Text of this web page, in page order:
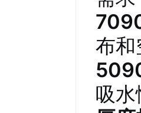
布和
吸